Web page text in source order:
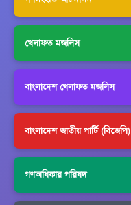
খেলাফত মজলিস
বাংলাদেশ খেলাফত মজলিস
বাংলাদেশ জাতীয় পার্টি (বিজেপি)
গণঅধিকার পরিষদ